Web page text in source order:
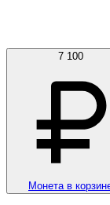
7 100
Монета в